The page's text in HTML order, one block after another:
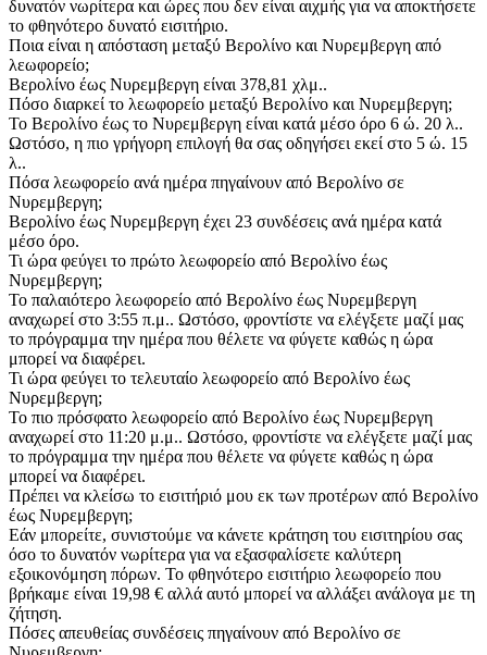
δυνατόν νωρίτερα και ώρες που δεν είναι αιχμής για να αποκτήσετε
το φθηνότερο δυνατό εισιτήριο.
Ποια είναι η απόσταση μεταξύ Βερολίνο και Νυρεμβεργη από
λεωφορείο;
Βερολίνο έως Νυρεμβεργη είναι 378,81 χλμ..
Πόσο διαρκεί το λεωφορείο μεταξύ Βερολίνο και Νυρεμβεργη;
Το Βερολίνο έως το Νυρεμβεργη είναι κατά μέσο όρο 6 ώ. 20 λ..
Ωστόσο, η πιο γρήγορη επιλογή θα σας οδηγήσει εκεί στο 5 ώ. 15
λ..
Πόσα λεωφορείο ανά ημέρα πηγαίνουν από Βερολίνο σε
Νυρεμβεργη;
Βερολίνο έως Νυρεμβεργη έχει 23 συνδέσεις ανά ημέρα κατά
μέσο όρο.
Τι ώρα φεύγει το πρώτο λεωφορείο από Βερολίνο έως
Νυρεμβεργη;
Το παλαιότερο λεωφορείο από Βερολίνο έως Νυρεμβεργη
αναχωρεί στο 3:55 π.μ.. Ωστόσο, φροντίστε να ελέγξετε μαζί μας
το πρόγραμμα την ημέρα που θέλετε να φύγετε καθώς η ώρα
μπορεί να διαφέρει.
Τι ώρα φεύγει το τελευταίο λεωφορείο από Βερολίνο έως
Νυρεμβεργη;
Το πιο πρόσφατο λεωφορείο από Βερολίνο έως Νυρεμβεργη
αναχωρεί στο 11:20 μ.μ.. Ωστόσο, φροντίστε να ελέγξετε μαζί μας
το πρόγραμμα την ημέρα που θέλετε να φύγετε καθώς η ώρα
μπορεί να διαφέρει.
Πρέπει να κλείσω το εισιτήριό μου εκ των προτέρων από Βερολίνο
έως Νυρεμβεργη;
Εάν μπορείτε, συνιστούμε να κάνετε κράτηση του εισιτηρίου σας
όσο το δυνατόν νωρίτερα για να εξασφαλίσετε καλύτερη
εξοικονόμηση πόρων. Το φθηνότερο εισιτήριο λεωφορείο που
βρήκαμε είναι 19,98 € αλλά αυτό μπορεί να αλλάξει ανάλογα με τη
ζήτηση.
Πόσες απευθείας συνδέσεις πηγαίνουν από Βερολίνο σε